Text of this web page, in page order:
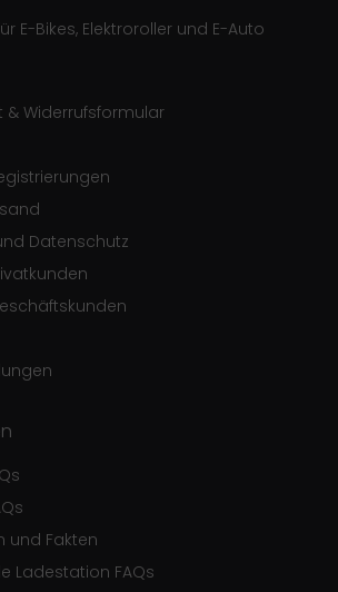
E-Bikes, Elektroroller und E-Auto
& Widerrufsformular
Datenschutz
und Fakten
Ladestation FAQs